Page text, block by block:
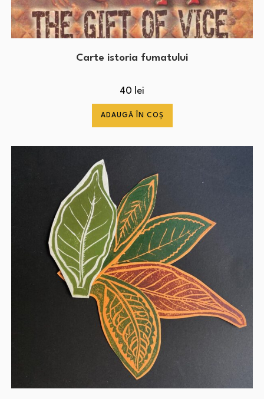
Carte istoria fumatului
40 lei
ADAUGĂ ÎN COȘ